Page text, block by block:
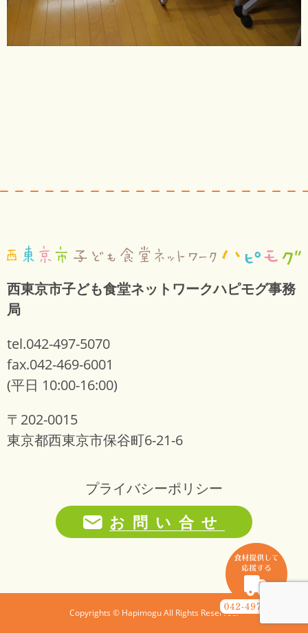
西東京市子ども食堂ネットワークハピモグ事務
局
tel.042-497-5070
fax.042-469-6001
(平日 10:00-16:00)
〒202-0015
東京都西東京市保谷町6-21-6
プライバシーポリシー
お問い合せ
Copyrights © Hapimogu All Rights Reserved.